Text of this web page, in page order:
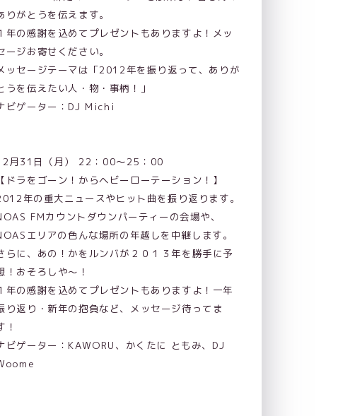
りがとうを伝えます。
年の感謝を込めてプレゼントもありますよ！メッ
ージお寄せください。
ッセージテーマは「2012年を振り返って、ありが
うを伝えたい人・物・事柄！」
ビゲーター：DJ Michi
月31日（月） 22：00～25：00
【ドラをゴーン！からヘビーローテーション！】
年の重大ニュースやヒット曲を振り返ります。
FMカウントダウンパーティーの会場や、
エリアの色んな場所の年越しを中継します。
らに、あの！かをルンバが２０１３年を勝手に予
！おそろしや～！
年の感謝を込めてプレゼントもありますよ！一年
り返り・新年の抱負など、メッセージ待ってま
！
ビゲーター：KAWORU、かくたに ともみ、DJ